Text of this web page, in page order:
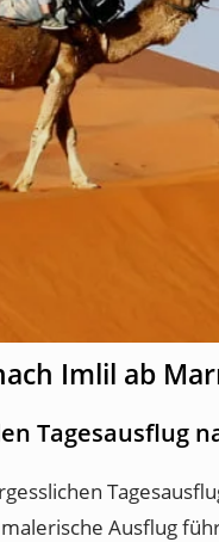
Imlil ab
Tagesausflug
Ausflug